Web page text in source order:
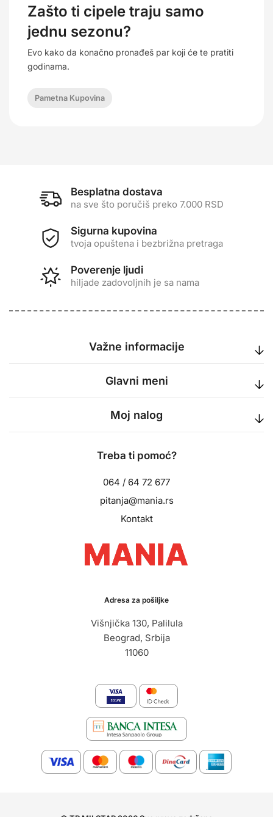
Zašto ti cipele traju samo
jednu sezonu?
Evo kako da konačno pronađeš par koji će te pratiti
godinama.
Pametna Kupovina
Besplatna dostava
na sve što poručiš preko 7.000 RSD
Sigurna kupovina
tvoja opuštena i bezbrižna pretraga
Poverenje ljudi
hiljade zadovoljnih je sa nama
Važne informacije
Glavni meni
Moj nalog
Treba ti pomoć?
064 / 64 72 677
pitanja@mania.rs
Kontakt
Adresa za pošiljke
Višnjička 130, Palilula
Beograd, Srbija
11060